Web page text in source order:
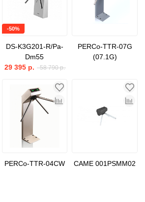
-50%
DS-K3G201-R/Pa-
Dm55
58 790 р.
29 395 р.
PERCo-TTR-07G
(07.1G)
PERCo-TTR-04CW CAME 001PSMM02